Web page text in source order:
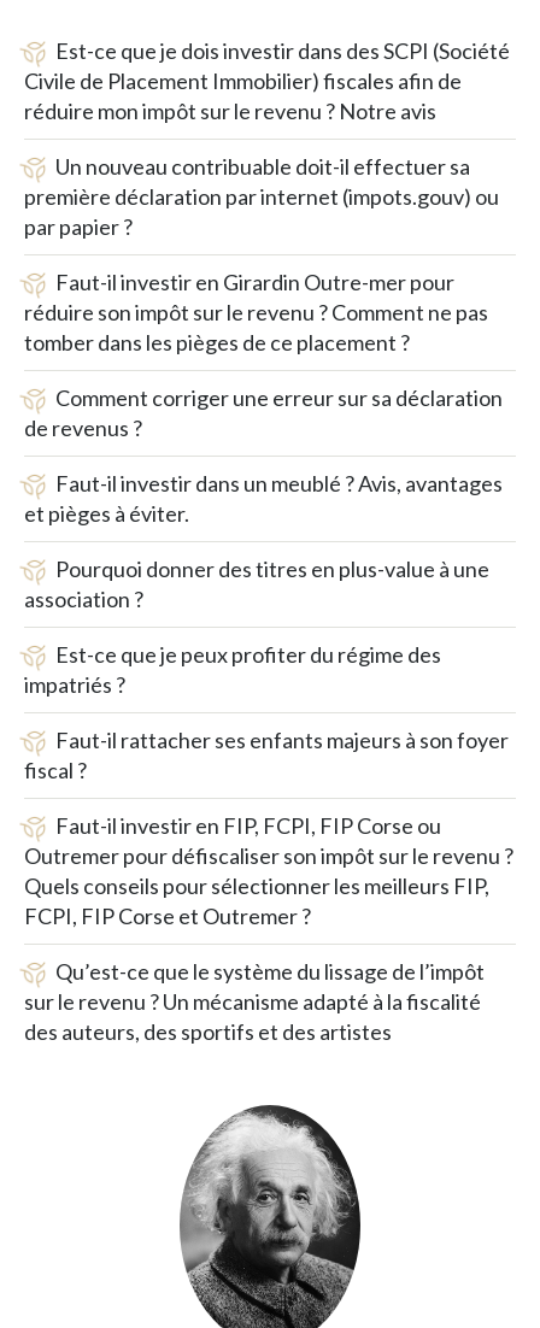
Est-ce que je dois investir dans des SCPI (Société
Civile de Placement Immobilier) fiscales afin de
réduire mon impôt sur le revenu ? Notre avis
Un nouveau contribuable doit-il effectuer sa
première déclaration par internet (impots.gouv) ou
par papier ?
Faut-il investir en Girardin Outre-mer pour
réduire son impôt sur le revenu ? Comment ne pas
tomber dans les pièges de ce placement ?
Comment corriger une erreur sur sa déclaration
de revenus ?
Faut-il investir dans un meublé ? Avis, avantages
et pièges à éviter.
Pourquoi donner des titres en plus-value à une
association ?
Est-ce que je peux profiter du régime des
impatriés ?
Faut-il rattacher ses enfants majeurs à son foyer
fiscal ?
Faut-il investir en FIP, FCPI, FIP Corse ou
Outremer pour défiscaliser son impôt sur le revenu ?
Quels conseils pour sélectionner les meilleurs FIP,
FCPI, FIP Corse et Outremer ?
Qu’est-ce que le système du lissage de l’impôt
sur le revenu ? Un mécanisme adapté à la fiscalité
des auteurs, des sportifs et des artistes